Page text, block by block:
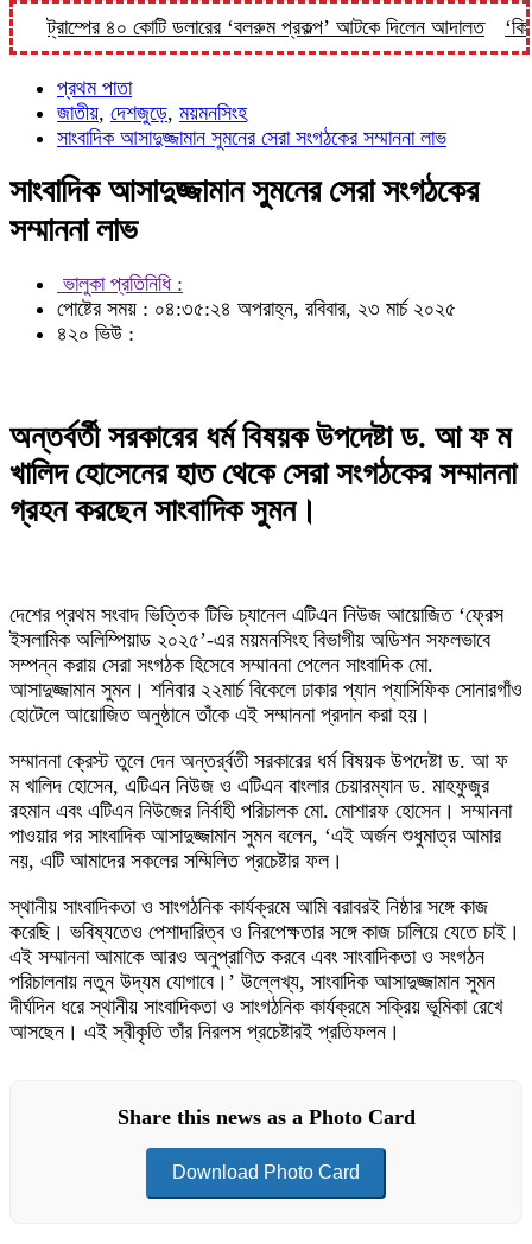
ট্রাম্পের ৪০ কোটি ডলারের ‘বলরুম প্রকল্প’ আটকে দিলেন আদালত ‘কিসের
প্রথম পাতা
জাতীয়, দেশজুড়ে, ময়মনসিংহ
সাংবাদিক আসাদুজ্জামান সুমনের সেরা সংগঠকের সম্মাননা লাভ
সাংবাদিক আসাদুজ্জামান সুমনের সেরা সংগঠকের
সম্মাননা লাভ
ভালুকা প্রতিনিধি :
পোষ্টের সময় : ০৪:৩৫:২৪ অপরাহ্ন, রবিবার, ২৩ মার্চ ২০২৫
৪২০ ভিউ :
অন্তর্বর্তী সরকারের ধর্ম বিষয়ক উপদেষ্টা ড. আ ফ ম
খালিদ হোসেনের হাত থেকে সেরা সংগঠকের সম্মাননা
গ্রহন করছেন সাংবাদিক সুমন।
দেশের প্রথম সংবাদ ভিত্তিক টিভি চ্যানেল এটিএন নিউজ আয়োজিত ‘ফ্রেস
ইসলামিক অলিম্পিয়াড ২০২৫’-এর ময়মনসিংহ বিভাগীয় অডিশন সফলভাবে
সম্পন্ন করায় সেরা সংগঠক হিসেবে সম্মাননা পেলেন সাংবাদিক মো.
আসাদুজ্জামান সুমন। শনিবার ২২মার্চ বিকেলে ঢাকার প্যান প্যাসিফিক সোনারগাঁও
হোটেলে আয়োজিত অনুষ্ঠানে তাঁকে এই সম্মাননা প্রদান করা হয়।
সম্মাননা ক্রেস্ট তুলে দেন অন্তর্র্বতী সরকারের ধর্ম বিষয়ক উপদেষ্টা ড. আ ফ
ম খালিদ হোসেন, এটিএন নিউজ ও এটিএন বাংলার চেয়ারম্যান ড. মাহফুজুর
রহমান এবং এটিএন নিউজের নির্বাহী পরিচালক মো. মোশারফ হোসেন। সম্মাননা
পাওয়ার পর সাংবাদিক আসাদুজ্জামান সুমন বলেন, ‘এই অর্জন শুধুমাত্র আমার
নয়, এটি আমাদের সকলের সম্মিলিত প্রচেষ্টার ফল।
স্থানীয় সাংবাদিকতা ও সাংগঠনিক কার্যক্রমে আমি বরাবরই নিষ্ঠার সঙ্গে কাজ
করেছি। ভবিষ্যতেও পেশাদারিত্ব ও নিরপেক্ষতার সঙ্গে কাজ চালিয়ে যেতে চাই।
এই সম্মাননা আমাকে আরও অনুপ্রাণিত করবে এবং সাংবাদিকতা ও সংগঠন
পরিচালনায় নতুন উদ্যম যোগাবে।’ উল্লেখ্য, সাংবাদিক আসাদুজ্জামান সুমন
দীর্ঘদিন ধরে স্থানীয় সাংবাদিকতা ও সাংগঠনিক কার্যক্রমে সক্রিয় ভূমিকা রেখে
আসছেন। এই স্বীকৃতি তাঁর নিরলস প্রচেষ্টারই প্রতিফলন।
Share this news as a Photo Card
Download Photo Card